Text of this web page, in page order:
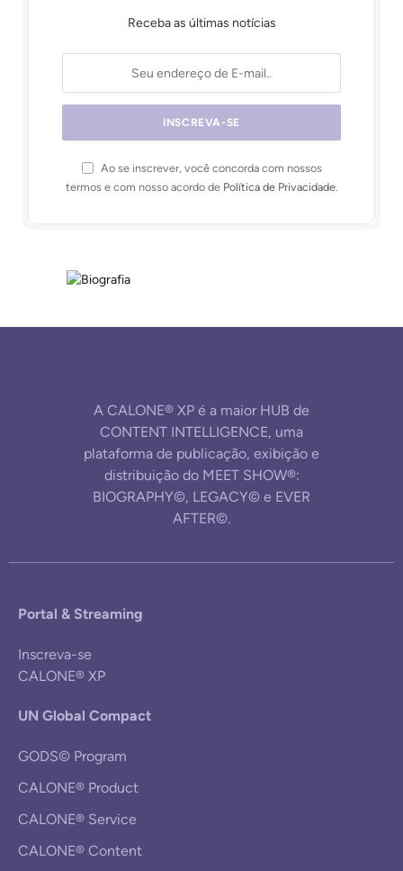
Receba as últimas notícias
Ao se inscrever, você concorda com nossos
termos e com nosso acordo de Política de Privacidade.
A CALONE® XP é a maior HUB de
CONTENT INTELLIGENCE, uma
plataforma de publicação, exibição e
distribuição do MEET SHOW®:
BIOGRAPHY©, LEGACY© e EVER
AFTER©.
Portal & Streaming
Inscreva-se
CALONE® XP
UN Global Compact
GODS© Program
CALONE® Product
CALONE® Service
CALONE® Content